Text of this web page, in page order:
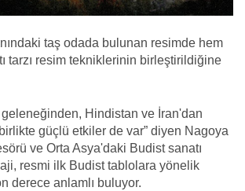
taş odada bulunan resimde hem
tarzı resim tekniklerinin birleştirildiğine
Hindistan ve İran'dan
güçlü etkiler de var” diyen Nagoya
ve Orta Asya'daki Budist sanatı
resmi ilk Budist tablolara yönelik
derece anlamlı buluyor.